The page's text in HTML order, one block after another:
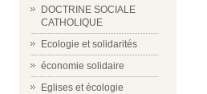
DOCTRINE SOCIALE
CATHOLIQUE
Ecologie et solidarités
économie solidaire
Eglises et écologie